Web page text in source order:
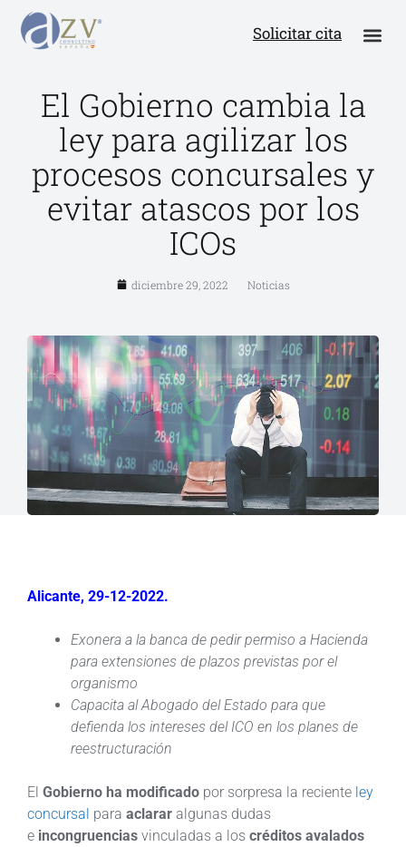
Solicitar cita
El Gobierno cambia la
ley para agilizar los
procesos concursales y
evitar atascos por los
ICOs
diciembre 29, 2022 Noticias
Alicante, 29-12-2022.
Exonera a la banca de pedir permiso a Hacienda
para extensiones de plazos previstas por el
organismo
Capacita al Abogado del Estado para que
defienda los intereses del ICO en los planes de
reestructuración
El Gobierno ha modificado por sorpresa la reciente ley
concursal para aclarar algunas dudas
e incongruencias vinculadas a los créditos avalados